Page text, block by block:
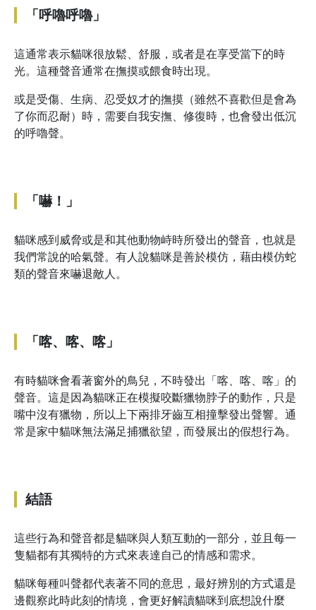
「呼嚕呼嚕」
這通常表示貓咪很放鬆、舒服，或者是在享受當下的時
光。這種聲音通常在撫摸或餵食時出現。
或是受傷、生病、忍受奴才的撫摸（雖然不喜歡但是會為
了你而忍耐）時，需要自我安撫、修復時，也會發出低沉
的呼嚕聲。
「嚇！」
貓咪感到威脅或是和其他動物峙時所發出的聲音，也就是
我們常說的哈氣聲。有人說貓咪是善於模仿，藉由模仿蛇
類的聲音來嚇退敵人。
「喀、喀、喀」
有時貓咪會看著窗外的鳥兒，不時發出「喀、喀、喀」的
聲音。這是因為貓咪正在模擬咬斷獵物脖子的動作，只是
嘴中沒有獵物，所以上下兩排牙齒互相撞擊發出聲響。通
常是家中貓咪無法滿足捕獵欲望，而發展出的假想行為。
結語
這些行為和聲音都是貓咪與人類互動的一部分，並且每一
隻貓都有其獨特的方式來表達自己的情感和需求。
貓咪每種叫聲都代表著不同的意思，最好辨別的方式還是
邊觀察此時此刻的情境，會更好解讀貓咪到底想說什麼